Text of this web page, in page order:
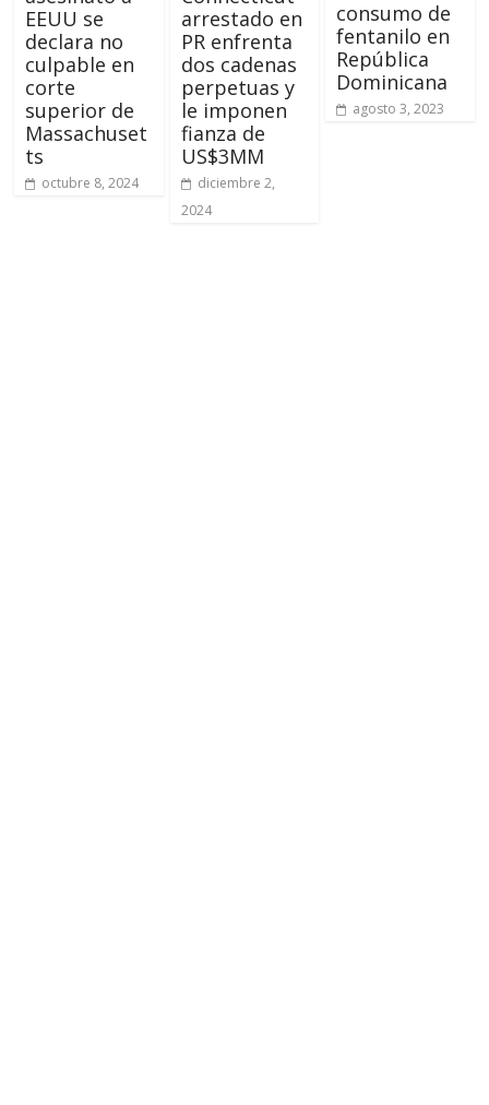
EEUU se
declara no
culpable en
corte
superior de
Massachuset
ts
octubre 8, 2024
arrestado en
PR enfrenta
dos cadenas
perpetuas y
le imponen
fianza de
US$3MM
diciembre 2,
2024
consumo de
fentanilo en
República
Dominicana
agosto 3, 2023